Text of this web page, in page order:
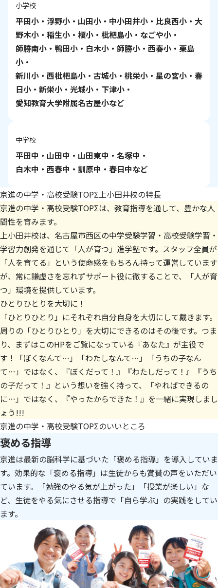
小学校
平田小・浮野小・山田小・中小田井小・比良西小・大
野木小・稲生小・榎小・枇杷島小・なごや小・
師勝南小・鴨田小・白木小・師勝小・西春小・栗島
小・
新川小・西枇杷島小・古城小・桃栄小・星の宮小・春
日小・新栄小・光城小・下津小・
愛知教育大学附属名古屋小など
中学校
平田中・山田中・山田東中・名塚中・
白木中・西春中・訓原中・春日中など
京進の中学・高校受験TOPΣ上小田井校の特長
京進の中学・高校受験TOPΣは、教育指導を通して、豊かな人
間性を育みます。
上小田井校は、名古屋市西区の中学受験学習・高校受験学習・
学習力創発を通じて「人が育つ」進学塾です。スタッフ全員が
「人を育てる」という使命感をもちろん持って運営しています
が、常に謙虚さを忘れずサポート役に徹することで、「人が育
つ」環境を提供しています。
ひとりひとりを大切に！
「ひとりひとり」にそれぞれ自分自身を大切にして戴きます。
周りの「ひとりひとり」を大切にできるのはその後です。つま
り、まずはこのHPをご覧になっている『あなた』が主役で
す！「ぼくなんて…」「わたしなんて…」「うちの子なん
て…」ではなく、『ぼくだって！』『わたしだって！』『うち
の子だって！』という想いを強く持って、「やればできるの
に…」ではなく、『やったからできた！』を一緒に実現しまし
ょう!!!
京進の中学・高校受験TOPΣのいいところ
褒める指導
京進は最新の脳科学に基づいた「褒める指導」を導入していま
す。効果的な「褒める指導」は生徒からも賞賛の声をいただい
ています。「勉強のやる気が上がった」「授業が楽しい」な
ど、生徒をやる気にさせる指導で「自ら学ぶ」の実践をしてい
ます。